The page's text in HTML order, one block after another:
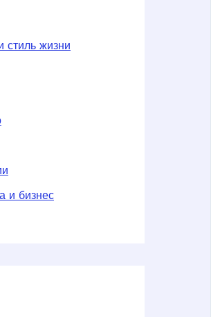
стиль жизни
и бизнес